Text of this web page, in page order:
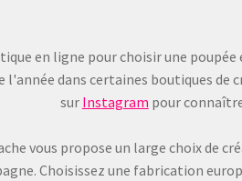
produit
en ligne pour choisir une
dans certaines boutiques de
sur Instagram pour
vous propose un large choix de
Choisissez une fabrication